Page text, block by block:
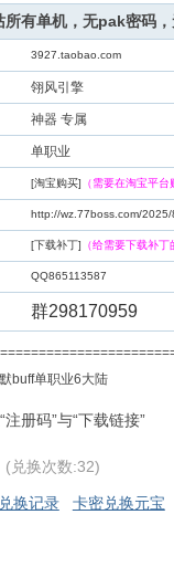
所有单机，无pak密码
3927.taobao.com
翎风引擎
神器 专属
单职业
[淘宝购买] （需要在淘宝平
http://wz.77boss.com/
[下载补丁] （给需要下载补
QQ865113587
群298170959
buff单职业6大陆
册码”与“下载链接”
(兑换次数:32)
兑换记录 卡密兑换元宝